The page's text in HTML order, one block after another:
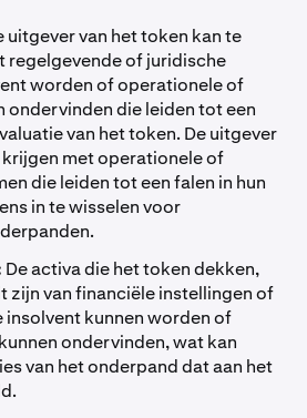
uitgever van het token kan te
regelgevende of juridische
worden of operationele of
ondervinden die leiden tot een
van het token. De uitgever
met operationele of
die leiden tot een falen in hun
in te wisselen voor
De activa die het token dekken,
zijn van financiële instellingen of
insolvent kunnen worden of
ondervinden, wat kan
van het onderpand dat aan het